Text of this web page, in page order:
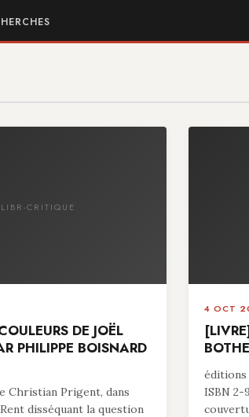
LIBR-CRITIQUE
DE JOËL
PHILIPPE BOISNARD
Christian Prigent, dans
disséquant la question
4 OCT
éditions
ISBN 2-